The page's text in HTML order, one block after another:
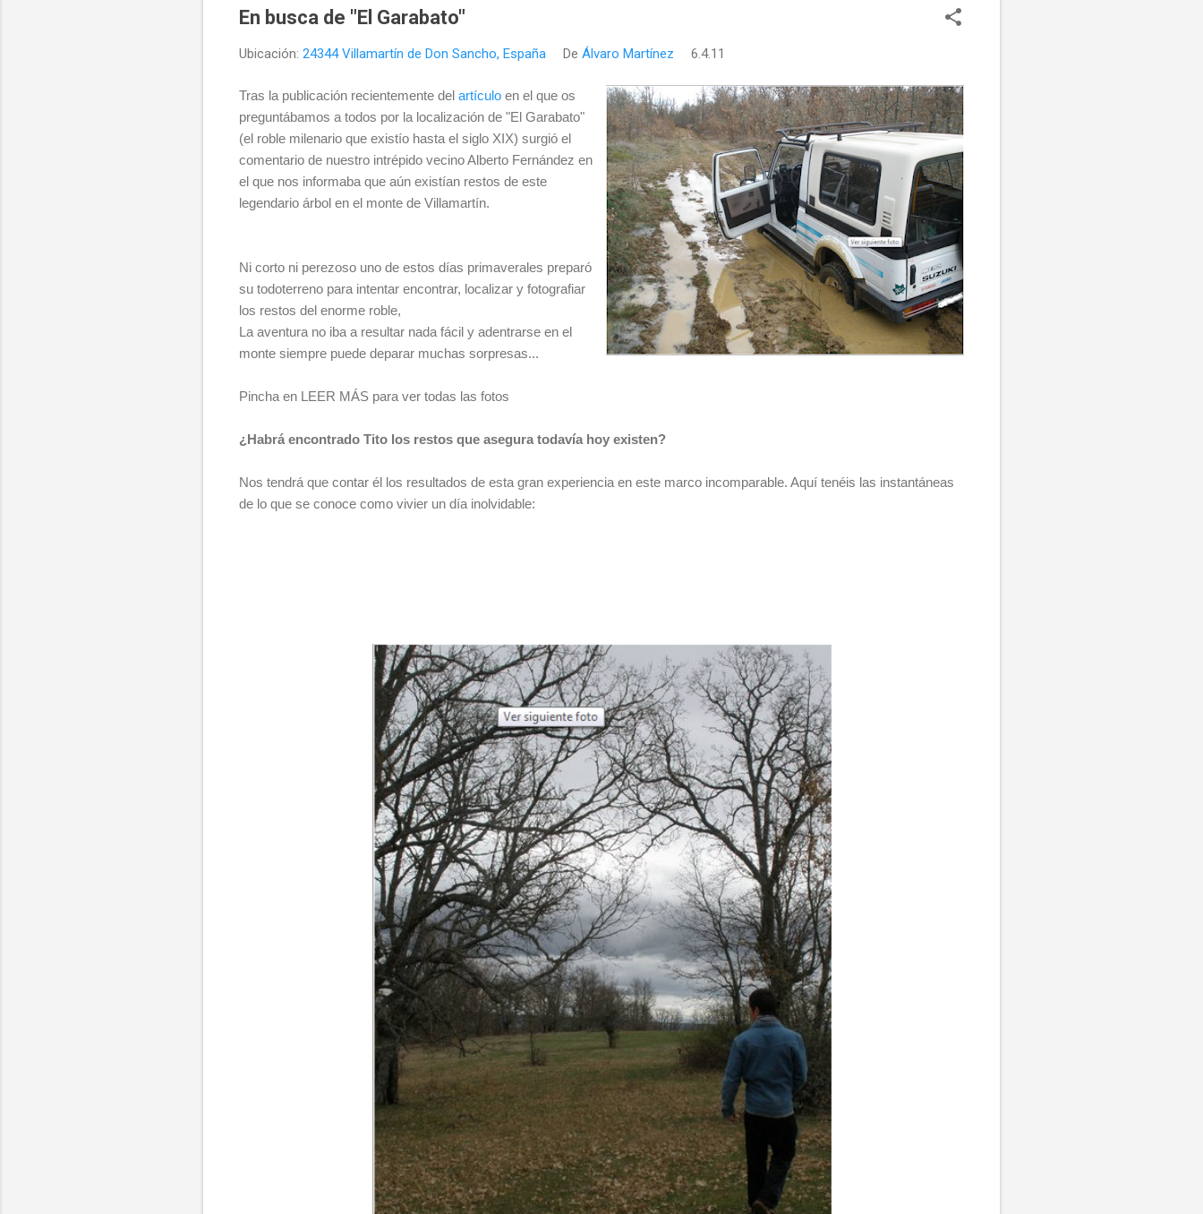
En busca de "El Garabato"
Ubicación: 24344 Villamartín de Don Sancho, España De Álvaro Martínez 6.4.11
Tras la publicación recientemente del artículo en el que os
preguntábamos a todos por la localización de "El Garabato"
(el roble milenario que existío hasta el siglo XIX) surgió el
comentario de nuestro intrépido vecino Alberto Fernández en
el que nos informaba que aún existían restos de este
legendario árbol en el monte de Villamartín.
Ni corto ni perezoso uno de estos días primaverales preparó
su todoterreno para intentar encontrar, localizar y fotografiar
los restos del enorme roble,
La aventura no iba a resultar nada fácil y adentrarse en el
monte siempre puede deparar muchas sorpresas...
Pincha en LEER MÁS para ver todas las fotos
¿Habrá encontrado Tito los restos que asegura todavía hoy existen?
Nos tendrá que contar él los resultados de esta gran experiencia en este marco incomparable. Aquí tenéis las instantáneas
de lo que se conoce como vivier un día inolvidable: